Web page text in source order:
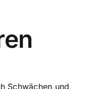
Schwächen und